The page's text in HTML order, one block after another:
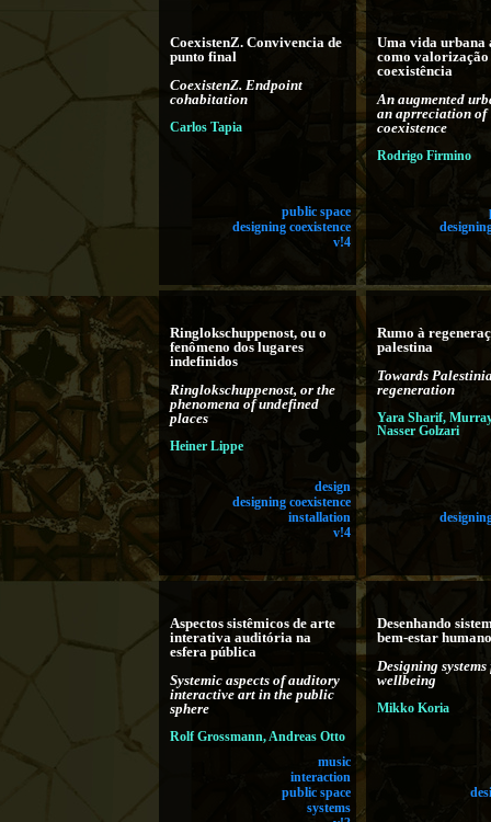
CoexistenZ. Convivencia de
punto final
CoexistenZ. Endpoint
cohabitation
Carlos Tapia
public space
designing coexistence
v!4
Uma vida urbana
como valorização
coexistência
An augmented
an aprreciation of
coexistence
Rodrigo Firmino
Ringlokschuppenost, ou o
fenômeno dos lugares
indefinidos
Ringlokschuppenost, or the
phenomena of undefined
places
Heiner Lippe
design
designing coexistence
installation
v!4
Rumo à
palestina
Towards
regeneration
Yara Sharif,
Nasser Golzari
Aspectos sistêmicos de arte
interativa auditória na
esfera pública
Systemic aspects of auditory
interactive art in the public
sphere
Rolf Grossmann, Andreas Otto
music
interaction
public space
systems
Desenhando
bem-estar humano
Designing
wellbeing
Mikko Koria